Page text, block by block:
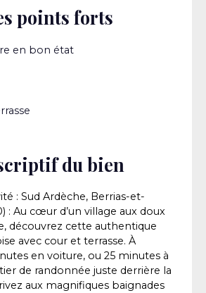
points forts
en bon état
du bien
: Sud Ardèche, Berrias-et-
: Au cœur d’un village aux doux
découvrez cette authentique
avec cour et terrasse. À
en voiture, ou 25 minutes à
de randonnée juste derrière la
aux magnifiques baignades